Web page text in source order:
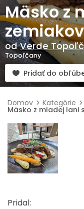
Mäsko z
odVerde
Topoľčany
Pridať do
Domov Kategórie
Mäsko z mladej lani
Pridal: